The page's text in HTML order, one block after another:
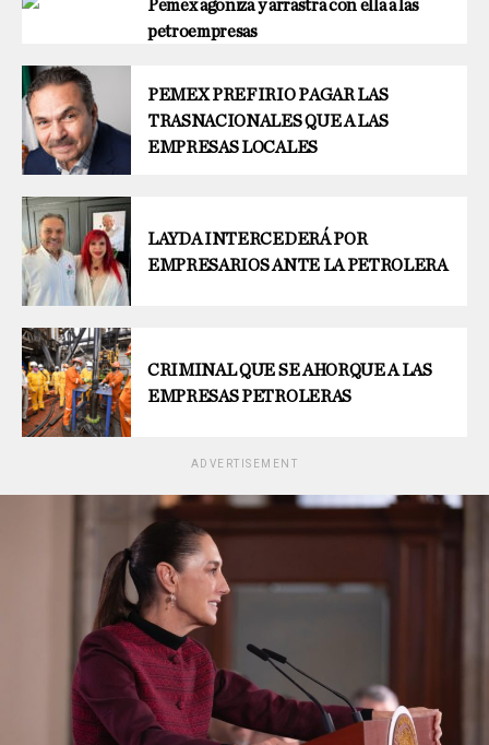
Pemex agoniza y arrastra con ella a las
petroempresas
PEMEX PREFIRIO PAGAR LAS
TRASNACIONALES QUE A LAS
EMPRESAS LOCALES
LAYDA INTERCEDERÁ POR
EMPRESARIOS ANTE LA PETROLERA
CRIMINAL QUE SE AHORQUE A LAS
EMPRESAS PETROLERAS
ADVERTISEMENT